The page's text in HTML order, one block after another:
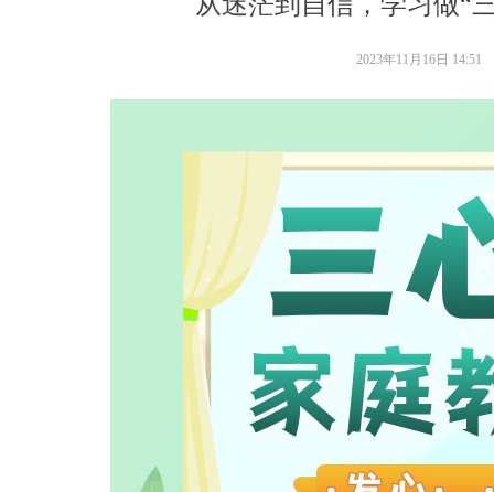
2023年11月16日 14:51